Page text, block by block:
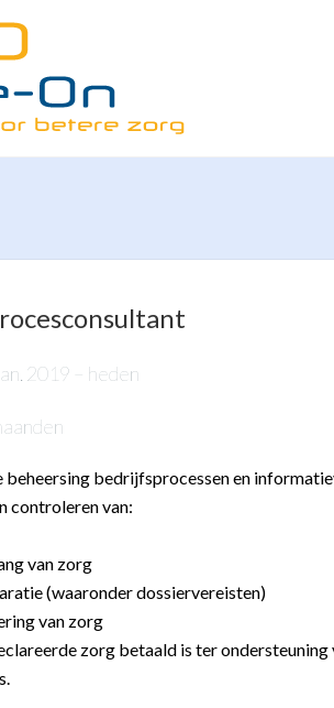
2019 – heden
beheersing bedrijfsprocessen en
controleren van:
van zorg
(waaronder dossiervereisten)
van zorg
zorg betaald is ter ondersteuning
.